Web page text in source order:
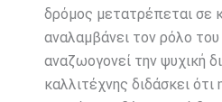
δρόμος μετατρέπεται σε
αναλαμβάνει τον ρόλο
αναζωογονεί την ψυχική
καλλιτέχνης διδάσκει ότι